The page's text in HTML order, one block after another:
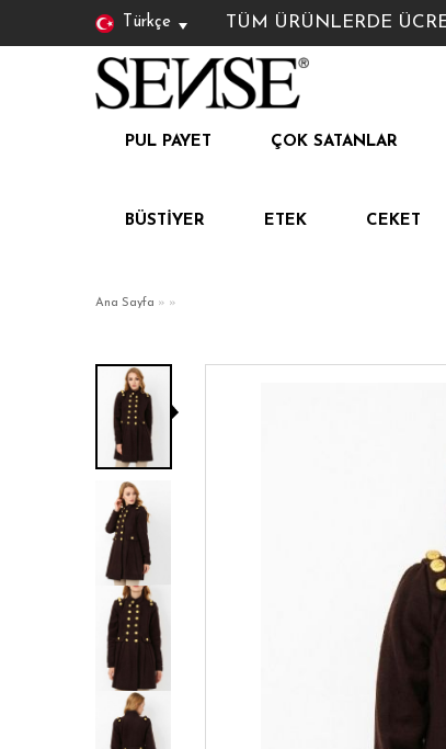
Türkçe TÜM ÜRÜNLERDE
PUL PAYET ÇOK SATANLAR
BÜSTIYER ETEK CEKET
Ana Sayfa » »